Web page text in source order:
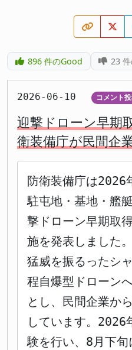
896件のGood 23
2026-06-10 コメント
迎撃ドローン早期
衛装備庁が民間企
防衛装備庁は2026
駐屯地・基地・艦
撃ドローン早期取
施を発表しました
猛威を振るったシ
程自爆型ドローン
とし、民間企業か
しています。2026
験を行い、8月下